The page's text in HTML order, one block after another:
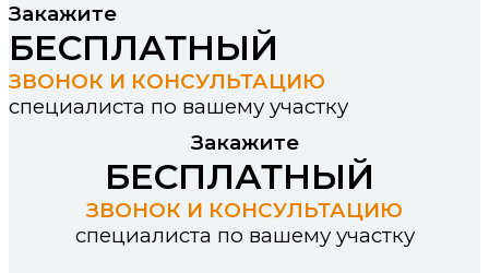
Закажите
БЕСПЛАТНЫЙ
ЗВОНОК И КОНСУЛЬТАЦИЮ
специалиста по вашему участку
Закажите
БЕСПЛАТНЫЙ
ЗВОНОК И КОНСУЛЬТАЦИЮ
специалиста по вашему участку